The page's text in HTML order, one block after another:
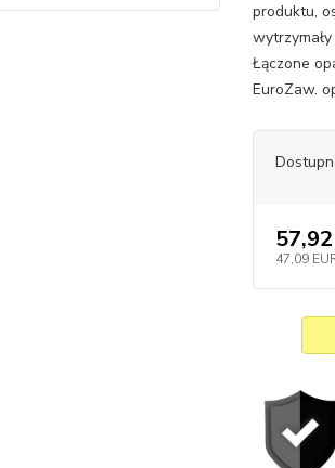
produktu,
Łączone
EuroZaw.
47,09